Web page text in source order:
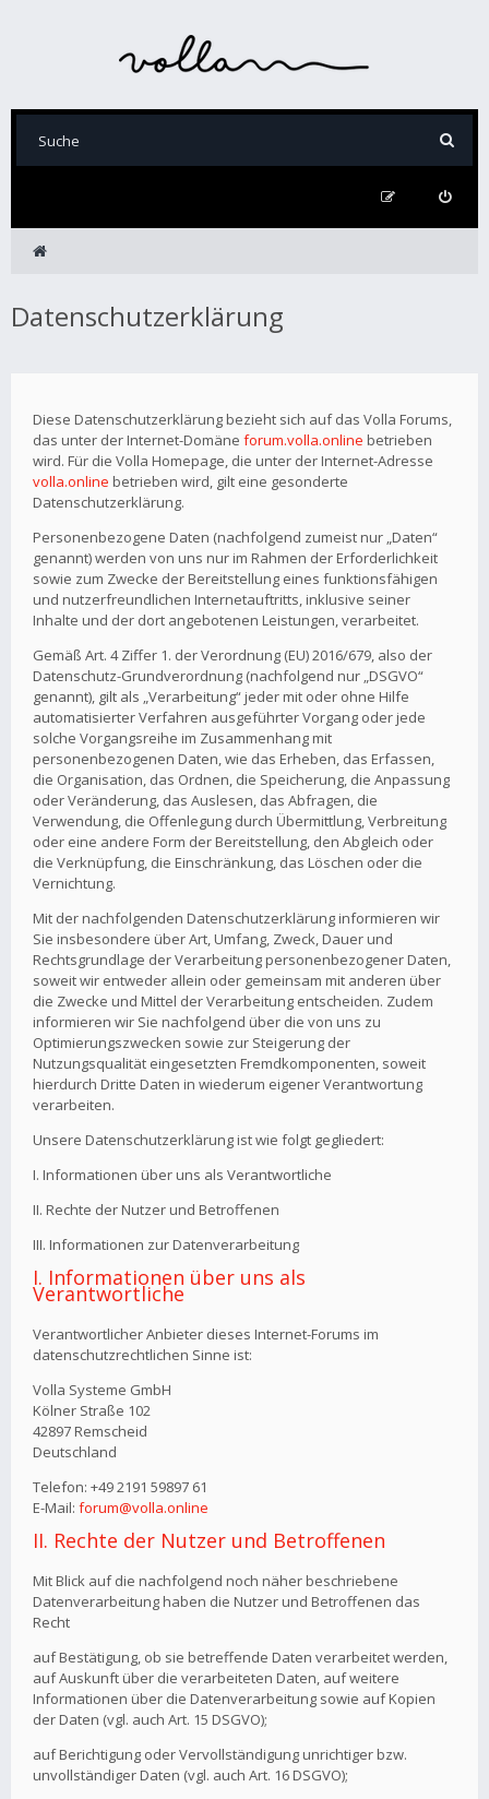
Datenschutzerklärung
Diese Datenschutzerklärung bezieht sich auf das Volla Forums,
das unter der Internet-Domäne forum.volla.online betrieben
wird. Für die Volla Homepage, die unter der Internet-Adresse
volla.online betrieben wird, gilt eine gesonderte
Datenschutzerklärung.
Personenbezogene Daten (nachfolgend zumeist nur „Daten“
genannt) werden von uns nur im Rahmen der Erforderlichkeit
sowie zum Zwecke der Bereitstellung eines funktionsfähigen
und nutzerfreundlichen Internetauftritts, inklusive seiner
Inhalte und der dort angebotenen Leistungen, verarbeitet.
Gemäß Art. 4 Ziffer 1. der Verordnung (EU) 2016/679, also der
Datenschutz-Grundverordnung (nachfolgend nur „DSGVO“
genannt), gilt als „Verarbeitung“ jeder mit oder ohne Hilfe
automatisierter Verfahren ausgeführter Vorgang oder jede
solche Vorgangsreihe im Zusammenhang mit
personenbezogenen Daten, wie das Erheben, das Erfassen,
die Organisation, das Ordnen, die Speicherung, die Anpassung
oder Veränderung, das Auslesen, das Abfragen, die
Verwendung, die Offenlegung durch Übermittlung, Verbreitung
oder eine andere Form der Bereitstellung, den Abgleich oder
die Verknüpfung, die Einschränkung, das Löschen oder die
Vernichtung.
Mit der nachfolgenden Datenschutzerklärung informieren wir
Sie insbesondere über Art, Umfang, Zweck, Dauer und
Rechtsgrundlage der Verarbeitung personenbezogener Daten,
soweit wir entweder allein oder gemeinsam mit anderen über
die Zwecke und Mittel der Verarbeitung entscheiden. Zudem
informieren wir Sie nachfolgend über die von uns zu
Optimierungszwecken sowie zur Steigerung der
Nutzungsqualität eingesetzten Fremdkomponenten, soweit
hierdurch Dritte Daten in wiederum eigener Verantwortung
verarbeiten.
Unsere Datenschutzerklärung ist wie folgt gegliedert:
I. Informationen über uns als Verantwortliche
II. Rechte der Nutzer und Betroffenen
III. Informationen zur Datenverarbeitung
I. Informationen über uns als
Verantwortliche
Verantwortlicher Anbieter dieses Internet-Forums im
datenschutzrechtlichen Sinne ist:
Volla Systeme GmbH
Kölner Straße 102
42897 Remscheid
Deutschland
Telefon: +49 2191 59897 61
E-Mail: forum@volla.online
II. Rechte der Nutzer und Betroffenen
Mit Blick auf die nachfolgend noch näher beschriebene
Datenverarbeitung haben die Nutzer und Betroffenen das
Recht
auf Bestätigung, ob sie betreffende Daten verarbeitet werden,
auf Auskunft über die verarbeiteten Daten, auf weitere
Informationen über die Datenverarbeitung sowie auf Kopien
der Daten (vgl. auch Art. 15 DSGVO);
auf Berichtigung oder Vervollständigung unrichtiger bzw.
unvollständiger Daten (vgl. auch Art. 16 DSGVO);